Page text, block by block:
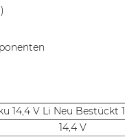
14,4 V Li Neu Bestückt
14,4 V